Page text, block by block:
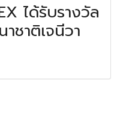
ได้รับรางวัล
ชาติเจนีวา